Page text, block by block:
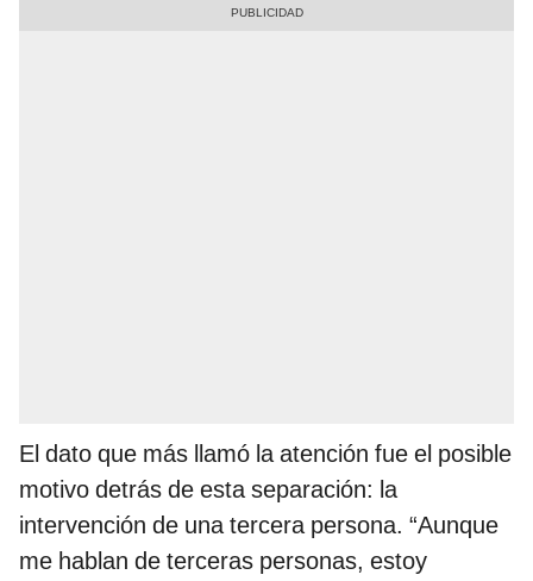
El dato que más llamó la atención fue el posible
motivo detrás de esta separación: la
intervención de una tercera persona. “Aunque
me hablan de terceras personas, estoy